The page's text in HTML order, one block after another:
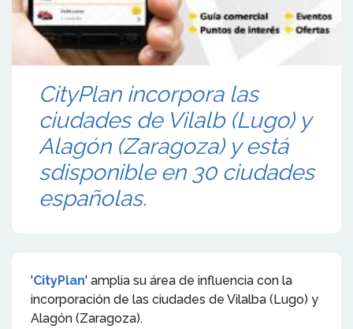
CityPlan incorpora las
ciudades de Vilalb (Lugo) y
Alagón (Zaragoza) y está
sdisponible en 30 ciudades
españolas.
'CityPlan' amplia su área de influencia con la
incorporación de las ciudades de Vilalba (Lugo) y
Alagón (Zaragoza).